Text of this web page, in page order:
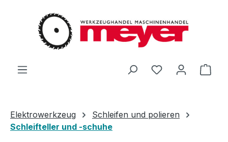
Zum Hauptinhalt springen
Du hast 0
Elektrowerkzeug
Schleifen und polieren
Schleifteller und -schuhe